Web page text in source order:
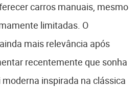
carros manuais, mesmo
limitadas. O
mais relevância após
recentemente que sonha
inspirada na clássica